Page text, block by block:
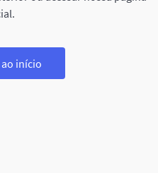
início